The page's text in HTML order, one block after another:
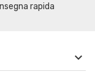
rapida
